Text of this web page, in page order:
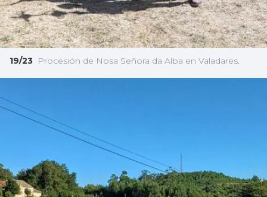
19/23 Procesión de Nosa Señora da Alba en Valadares.